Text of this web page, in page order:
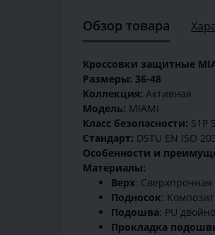
Обзор товара
Кроссовки защитные
Размеры: 36-48
Коллекция: Активная
Модель: MIAMI
Класс безопасности: S1P
Стандарт: DSTU EN ISO
Особенности и
Материалы:
Верх: Сверхпрочная
Подносок:
Подошва: PU
Прокладка